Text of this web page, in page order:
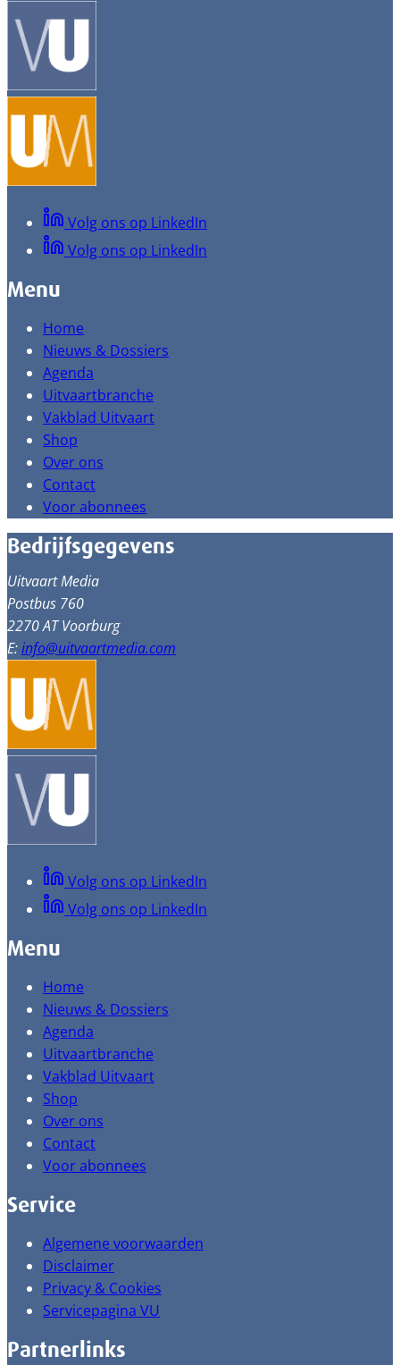
Volg ons op LinkedIn
Volg ons op LinkedIn
Menu
Home
Nieuws & Dossiers
Agenda
Uitvaartbranche
Vakblad Uitvaart
Shop
Over ons
Contact
Voor abonnees
Bedrijfsgegevens
Uitvaart Media
Postbus 760
2270 AT Voorburg
E:info@uitvaartmedia.com
Volg ons op LinkedIn
Volg ons op LinkedIn
Menu
Home
Nieuws & Dossiers
Agenda
Uitvaartbranche
Vakblad Uitvaart
Shop
Over ons
Contact
Voor abonnees
Service
Algemene voorwaarden
Disclaimer
Privacy & Cookies
Servicepagina VU
Partnerlinks